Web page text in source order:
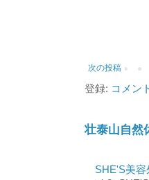
次の投稿
登録: コメン
壮泰山自然
SHE'S美